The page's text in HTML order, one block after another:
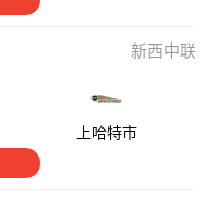
新西中联
上哈特市